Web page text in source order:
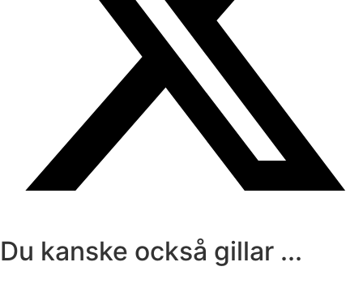
Du kanske också gillar ...